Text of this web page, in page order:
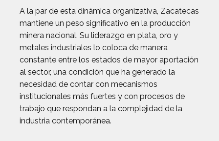
A la par de esta dinámica organizativa, Zacatecas
mantiene un peso significativo en la producción
minera nacional. Su liderazgo en plata, oro y
metales industriales lo coloca de manera
constante entre los estados de mayor aportación
al sector, una condición que ha generado la
necesidad de contar con mecanismos
institucionales más fuertes y con procesos de
trabajo que respondan a la complejidad de la
industria contemporánea.